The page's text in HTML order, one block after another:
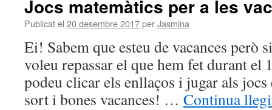
Jocs matemàtics per a les
Publicat el 20 desembre 2017perJasmina
Ei! Sabem que esteu de vacances però
voleu repassar el que hem fet durant el
podeu clicar els enllaços i jugar als
sort i bones vacances! … Continua